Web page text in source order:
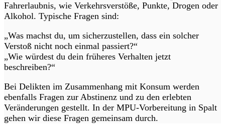
Fahrerlaubnis, wie Verkehrsverstöße, Punkte, Drogen oder
Alkohol. Typische Fragen sind:
„Was machst du, um sicherzustellen, dass ein solcher
Verstoß nicht noch einmal passiert?“
„Wie würdest du dein früheres Verhalten jetzt
beschreiben?“
Bei Delikten im Zusammenhang mit Konsum werden
ebenfalls Fragen zur Abstinenz und zu den erlebten
Veränderungen gestellt. In der MPU-Vorbereitung in Spalt
gehen wir diese Fragen gemeinsam durch.